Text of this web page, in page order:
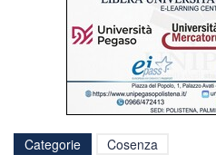
Categorie Cosenza